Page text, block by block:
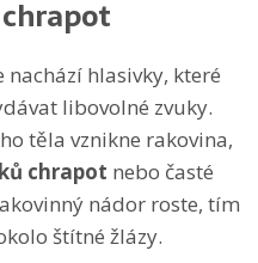
hlasivky, které
libovolné zvuky.
těla vznikne rakovina,
chrapot nebo časté
nádor roste, tím
štítné žlázy.